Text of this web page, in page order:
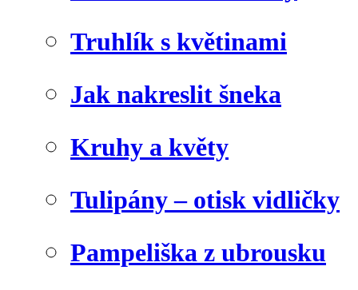
Truhlík s květinami
Jak nakreslit šneka
Kruhy a květy
Tulipány – otisk vidličky
Pampeliška z ubrousku